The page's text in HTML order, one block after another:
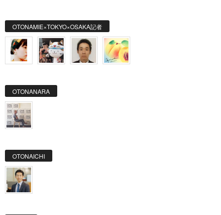
OTONAMIE×TOKYO×OSAKA記者
OTONANARA
OTONAICHI